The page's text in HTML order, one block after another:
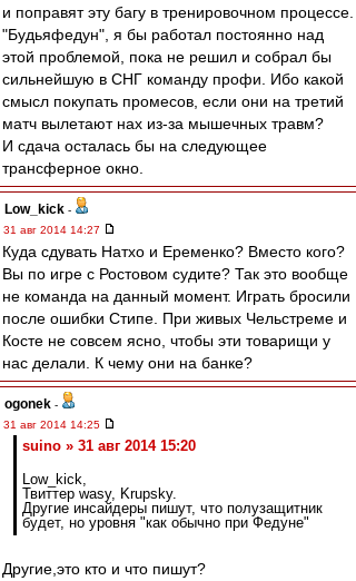
и поправят эту багу в тренировочном процессе.
"Будьяфедун", я бы работал постоянно над
этой проблемой, пока не решил и собрал бы
сильнейшую в СНГ команду профи. Ибо какой
смысл покупать промесов, если они на третий
матч вылетают нах из-за мышечных травм?
И сдача осталась бы на следующее
трансферное окно.
Low_kick -
31 авг 2014 14:27
Куда сдувать Натхо и Еременко? Вместо кого?
Вы по игре с Ростовом судите? Так это вообще
не команда на данный момент. Играть бросили
после ошибки Стипе. При живых Чельстреме и
Косте не совсем ясно, чтобы эти товарищи у
нас делали. К чему они на банке?
ogonek -
31 авг 2014 14:25
suino » 31 авг 2014 15:20
Low_kick,
Твиттер wasy, Krupsky.
Другие инсайдеры пишут, что полузащитник
будет, но уровня "как обычно при Федуне"
Другие,это кто и что пишут?